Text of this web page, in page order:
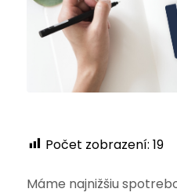
Počet zobrazení: 19
Máme najnižšiu